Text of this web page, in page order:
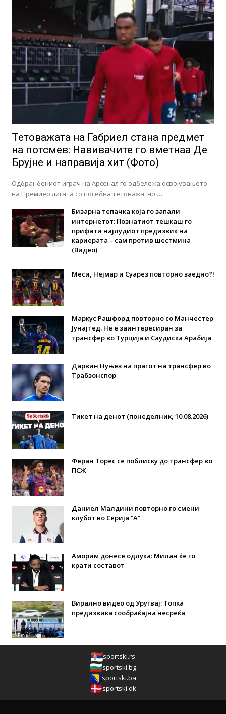
Тетоважата на Габриел стана предмет
на потсмев: Навивачите го вметнаа Де
Брујне и направија хит (Фото)
Одбранбениот играч на Арсенал го одбележа освојувањето
на Премиер лигата со посебна тетоважа, но …
Бизарна тепачка која го запали
интернетот: Познатиот тешкаш го
прифати најлудиот предизвик на
кариерата – сам против шестмина
(Видео)
Меси, Нејмар и Суарез повторно заедно?!
Маркус Рашфорд повторно со Манчестер
Јунајтед. Не е заинтересиран за
трансфер во Турција и Саудиска Арабија
Дарвин Нуњез на прагот на трансфер во
Трабзонспор
Тикет на денот (понеделник, 10.08.2026)
Феран Торес се поблиску до трансфер во
ПСЖ
Даниел Малдини повторно го смени
клубот во Серија “А”
Аморим донесе одлука: Милан ќе го
крати составот
Вирално видео од Уругвај: Топка
предизвика сообраќајна несреќа
sportski.rs
sportski.bg
sportski.ba
sportski.dk